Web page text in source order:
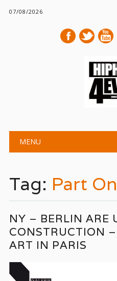
07/08/2026
Main menu
MENU
Tag: Part
NY – BERLIN ARE
CONSTRUCTION
ART IN PARIS